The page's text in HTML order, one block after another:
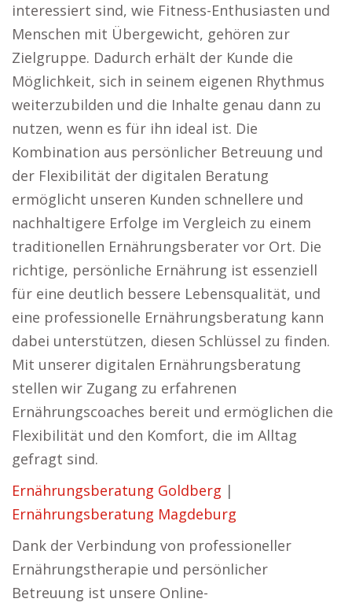
interessiert sind, wie Fitness-Enthusiasten und
Menschen mit Übergewicht, gehören zur
Zielgruppe. Dadurch erhält der Kunde die
Möglichkeit, sich in seinem eigenen Rhythmus
weiterzubilden und die Inhalte genau dann zu
nutzen, wenn es für ihn ideal ist. Die
Kombination aus persönlicher Betreuung und
der Flexibilität der digitalen Beratung
ermöglicht unseren Kunden schnellere und
nachhaltigere Erfolge im Vergleich zu einem
traditionellen Ernährungsberater vor Ort. Die
richtige, persönliche Ernährung ist essenziell
für eine deutlich bessere Lebensqualität, und
eine professionelle Ernährungsberatung kann
dabei unterstützen, diesen Schlüssel zu finden.
Mit unserer digitalen Ernährungsberatung
stellen wir Zugang zu erfahrenen
Ernährungscoaches bereit und ermöglichen die
Flexibilität und den Komfort, die im Alltag
gefragt sind.
Ernährungsberatung Goldberg |
Ernährungsberatung Magdeburg
Dank der Verbindung von professioneller
Ernährungstherapie und persönlicher
Betreuung ist unsere Online-